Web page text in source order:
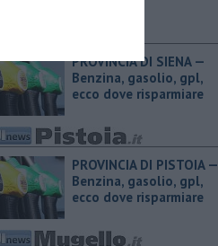
PROVINCIA DI SIENA — ​
Benzina, gasolio, gpl,
ecco dove risparmiare
PROVINCIA DI PISTOIA — ​
Benzina, gasolio, gpl,
ecco dove risparmiare